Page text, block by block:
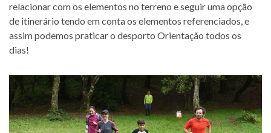
relacionar com os elementos no terreno e seguir uma opção
de itinerário tendo em conta os elementos referenciados, e
assim podemos praticar o desporto Orientação todos os
dias!